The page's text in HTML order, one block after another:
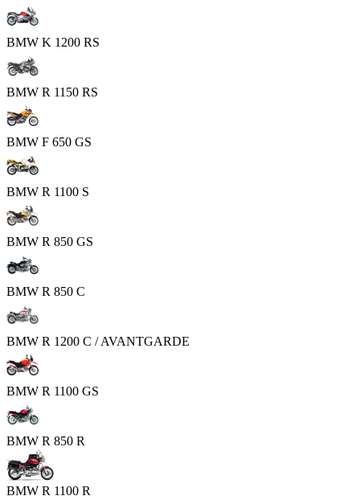
BMW K 1200 RS
BMW R 1150 RS
BMW F 650 GS
BMW R 1100 S
BMW R 850 GS
BMW R 850 C
BMW R 1200 C / AVANTGARDE
BMW R 1100 GS
BMW R 850 R
BMW R 1100 R